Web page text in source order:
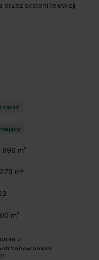
przez system telewizji
zaraz
996 m²
m²
m²
z